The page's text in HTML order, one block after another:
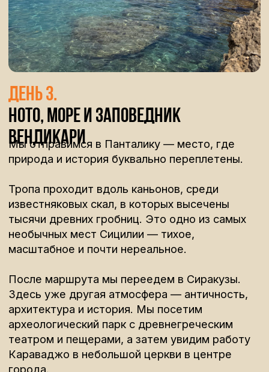
День 5.
Модика и юг Сицилии
Утром мы отправимся в Модику.
Город, который будто вырастает из скал, с
бесконечными лестницами, панорамами и
Здесь мы зайдём в традиционную
шоколадную мастерскую и увидим, как
делают шоколад по старинной технологии.
После этого — поездка на небольшую ферму.
На ферме мы увидим, как готовят рикотту, и
попробуем её ещё тёплой — прямо из котла.
Во второй половине дня мы окажемся у моря
Отсюда мы выйдем на лодке вдоль
побережья Capo Passero — самой южной
Здесь встречаются два моря, а вода
становится особенно прозрачной.
Вечером — прощальный ужин.